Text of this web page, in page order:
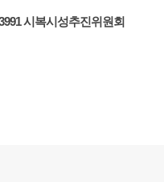
시복시성추진위원회